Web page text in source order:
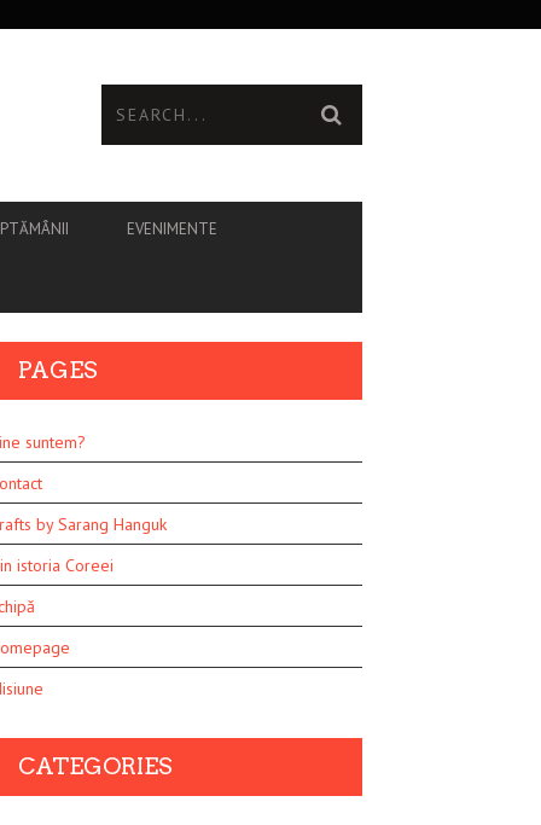
EVENIMENTE
PAGES
suntem?
by Sarang Hanguk
istoria Coreei
CATEGORIES